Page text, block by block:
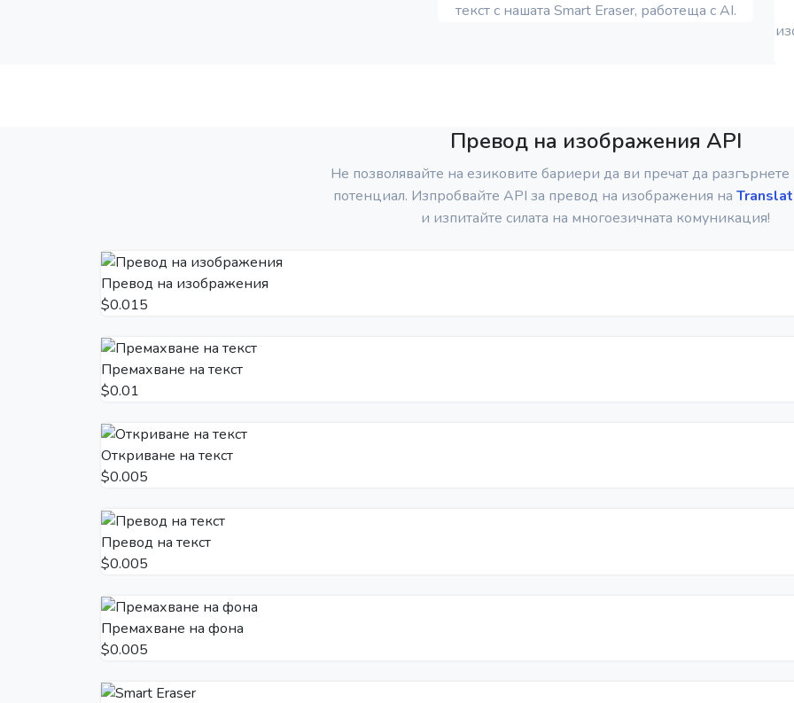
текст с нашата Smart Eraser, работеща с AI.
Превод на изображения API
Не позволявайте на езиковите бариери да ви пречат да разгърнете
потенциал. Изпробвайте API за превод на изображения на
и изпитайте силата на многоезичната комуникация!
Превод на изображения
$0.015
Премахване на текст
$0.01
Откриване на текст
$0.005
Превод на текст
$0.005
Премахване на фона
$0.005